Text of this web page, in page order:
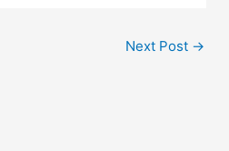
Next Post →